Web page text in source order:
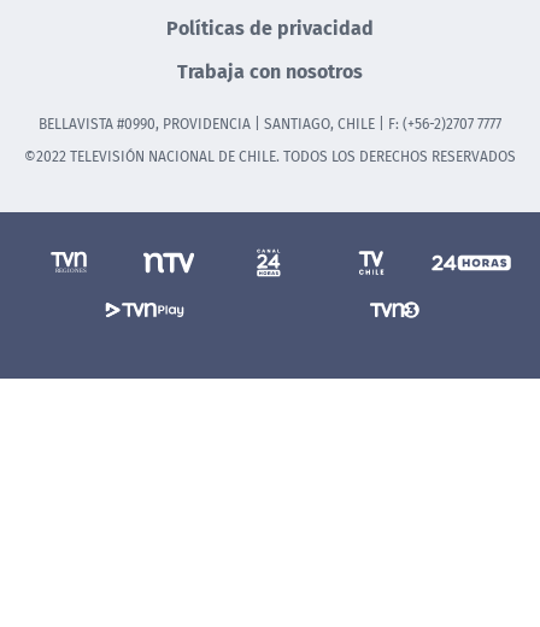
Políticas de privacidad
Trabaja con nosotros
BELLAVISTA #0990, PROVIDENCIA | SANTIAGO, CHILE | F: (+56-2)2707 7777
©2022 TELEVISIÓN NACIONAL DE CHILE. TODOS LOS DERECHOS RESERVADOS